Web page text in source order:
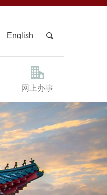
English
网上办事